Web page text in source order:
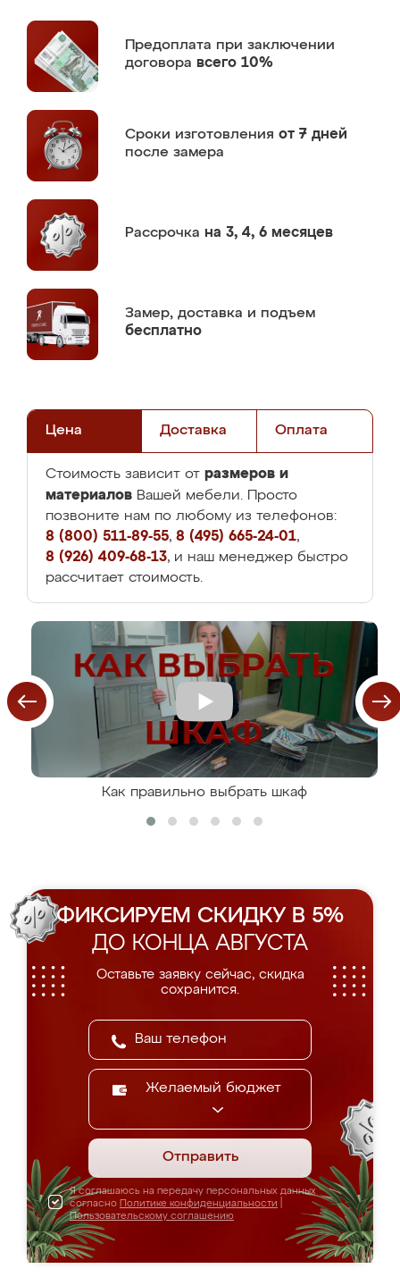
Предоплата при заключении
договора всего 10%
Сроки изготовления от 7 дней
после замера
Рассрочка на 3, 4, 6 месяцев
Замер, доставка и подъем
бесплатно
Цена Доставка Оплата
Стоимость зависит от размеров и
материалов Вашей мебели. Просто
позвоните нам по любому из телефонов:
8 (800) 511-89-55, 8 (495) 665-24-01,
8 (926) 409-68-13, и наш менеджер быстро
рассчитает стоимость.
Как правильно выбрать шкаф
ФИКСИРУЕМ СКИДКУ В 5%
ДО КОНЦА АВГУСТА
Оставьте заявку сейчас, скидка
сохранится.
Желаемый бюджет
Отправить
Я соглашаюсь на передачу персональных данных
согласно Политике конфиденциальности
Пользовательскому соглашению